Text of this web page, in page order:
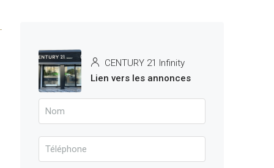
CENTURY 21 Infinity
Lien vers les annonces